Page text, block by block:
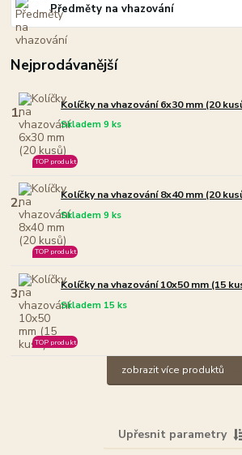
Předměty na vhazování
Nejprodávanější
1. Kolíčky na vhazování 6x30 mm (20
Skladem 9 ks
TOP produkt
2. Kolíčky na vhazování 8x40 mm (20
Skladem 9 ks
TOP produkt
3. Kolíčky na vhazování 10x50 mm (15
Skladem 15 ks
TOP produkt
zobrazit více produktů
Upřesnit parametry